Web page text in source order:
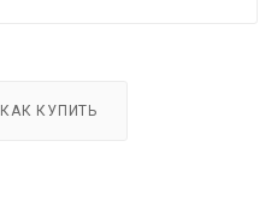
КАК КУПИТЬ